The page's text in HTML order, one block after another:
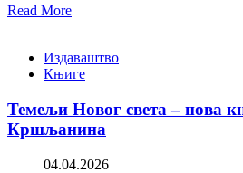
Read More
Издаваштво
Књиге
Темељи Новог света – нова
Кршљанина
04.04.2026